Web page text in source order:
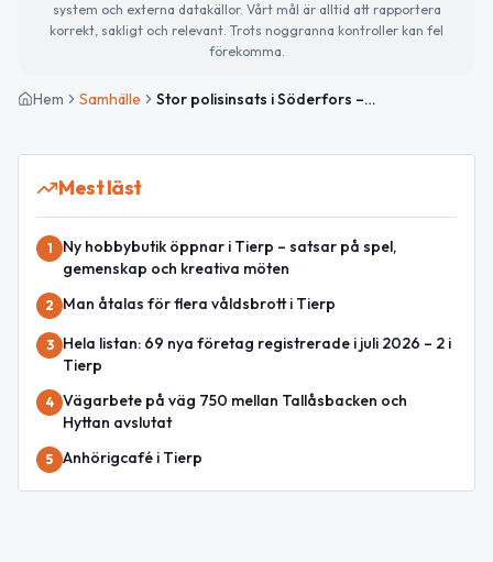
system och externa datakällor. Vårt mål är alltid att rapportera
korrekt, sakligt och relevant. Trots noggranna kontroller kan fel
förekomma.
Hem Samhälle Stor polisinsats i Söderfors – grovt brott utreds
Mest läst
1
Ny hobbybutik öppnar i Tierp – satsar på spel,
gemenskap och kreativa möten
2 Man åtalas för flera våldsbrott i Tierp
3
Hela listan: 69 nya företag registrerade i juli 2026 – 2 i
Tierp
4 Vägarbete på väg 750 mellan Tallåsbacken och
Hyttan avslutat
5 Anhörigcafé i Tierp